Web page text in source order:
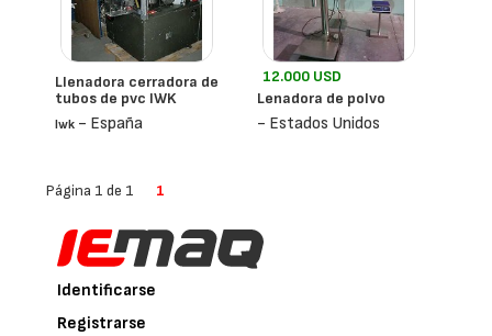
Llenadora cerradora de
tubos de pvc IWK
Iwk - España
12.000 USD
Lenadora de polvo
- Estados Unidos
Página 1 de 1 1
Identificarse
Registrarse